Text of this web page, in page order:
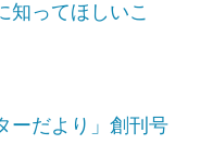
知ってほしいこ
ーだより」創刊号